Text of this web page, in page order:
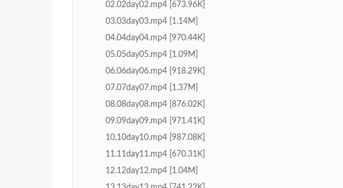
02.02day02.mp4 [673.96K]
03.03day03.mp4 [1.14M]
04.04day04.mp4 [970.44K]
05.05day05.mp4 [1.09M]
06.06day06.mp4 [918.29K]
07.07day07.mp4 [1.37M]
08.08day08.mp4 [876.02K]
09.09day09.mp4 [971.41K]
10.10day10.mp4 [987.08K]
11.11day11.mp4 [670.31K]
12.12day12.mp4 [1.04M]